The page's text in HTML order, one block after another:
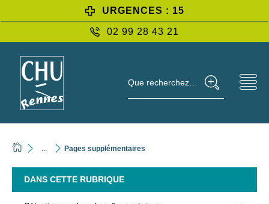
URGENCES : 15
02 99 28 43 21
Que recherchez-vous ?
Pages supplémentaires
DANS CETTE RUBRIQUE